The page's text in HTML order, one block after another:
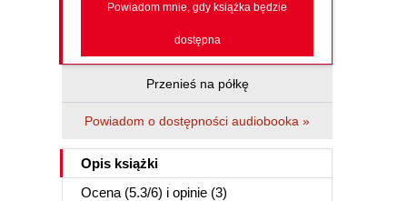
Powiadom mnie, gdy książka będzie
dostępna
Przenieś na półkę
Powiadom o dostępności audiobooka »
Opis książki
Ocena (5.3/6) i opinie (3)